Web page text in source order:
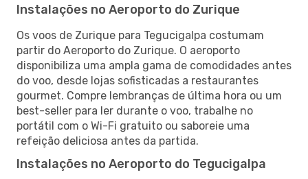
Instalações no Aeroporto do Zurique
Os voos de Zurique para Tegucigalpa costumam
partir do Aeroporto do Zurique. O aeroporto
disponibiliza uma ampla gama de comodidades antes
do voo, desde lojas sofisticadas a restaurantes
gourmet. Compre lembranças de última hora ou um
best-seller para ler durante o voo, trabalhe no
portátil com o Wi-Fi gratuito ou saboreie uma
refeição deliciosa antes da partida.
Instalações no Aeroporto do Tegucigalpa